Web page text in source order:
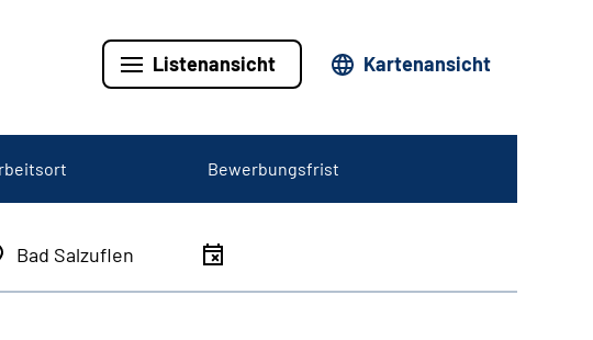
Listenansicht Kartenansicht
Bewerbungsfrist
Bad Salzuflen